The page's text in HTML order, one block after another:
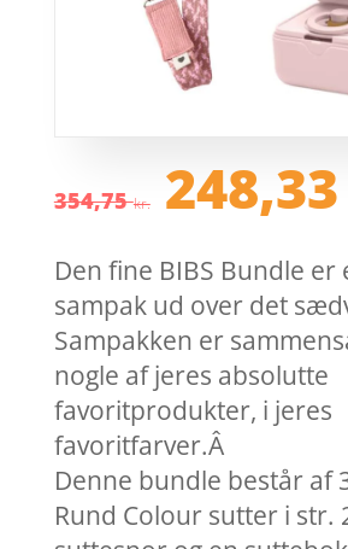
354,75kr. Den
pris
var:
248,33
Den fine BIBS Bundle er
sampak ud over det
Sampakken er
nogle af jeres absolutte
favoritprodukter, i jeres
favoritfarver.Â
Denne bundle består af
Rund Colour sutter i str.